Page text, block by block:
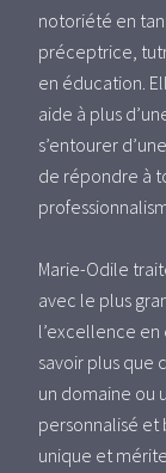
notoriété en
préceptrice,
en éducation.
aide à plus
s’entourer
de répondre à
Marie-Odile
avec le plus
l’excellence
savoir plus que
un domaine ou
personnalisé et
unique et